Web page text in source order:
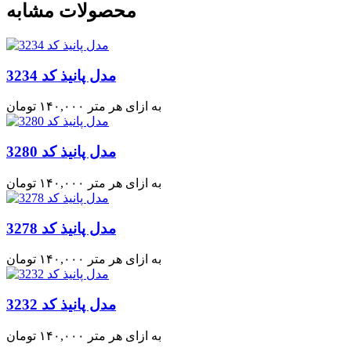
محصولات مشابه
مدل پانیذ کد 3234
۱۴۰,۰۰۰ تومان به ازای هر متر
مدل پانیذ کد 3280
۱۴۰,۰۰۰ تومان به ازای هر متر
مدل پانیذ کد 3278
۱۴۰,۰۰۰ تومان به ازای هر متر
مدل پانیذ کد 3232
۱۴۰,۰۰۰ تومان به ازای هر متر